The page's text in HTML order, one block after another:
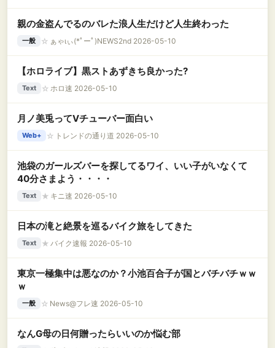
親の金盗んでるのバレた浪人生だけど人生終わった
一般 ☆ ぁゃιぃ(*ﾟーﾟ)NEWS2nd 2026-05-10
【ホロライブ】黒ストあずきち良かった?
Text ☆ ホロ速 2026-05-10
月ノ美兎ってVチューバー面白い
Web+ ☆ トレンドの通り道 2026-05-10
池袋のガールズバーを探してるワイ、いい子がいなくて
40分さまよう・・・・
Text ★ キニ速 2026-05-10
日本の滝と絶景を巡るバイク旅をしてきた
Text ★ バイク速報 2026-05-10
東京一極集中は悪なのか？小池百合子が国とバチバチｗｗ
ｗ
一般 ☆ News@フレ速 2026-05-10
なんG母の日何贈ったらいいのか悩む部